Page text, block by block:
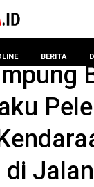
BERITA
Jalan